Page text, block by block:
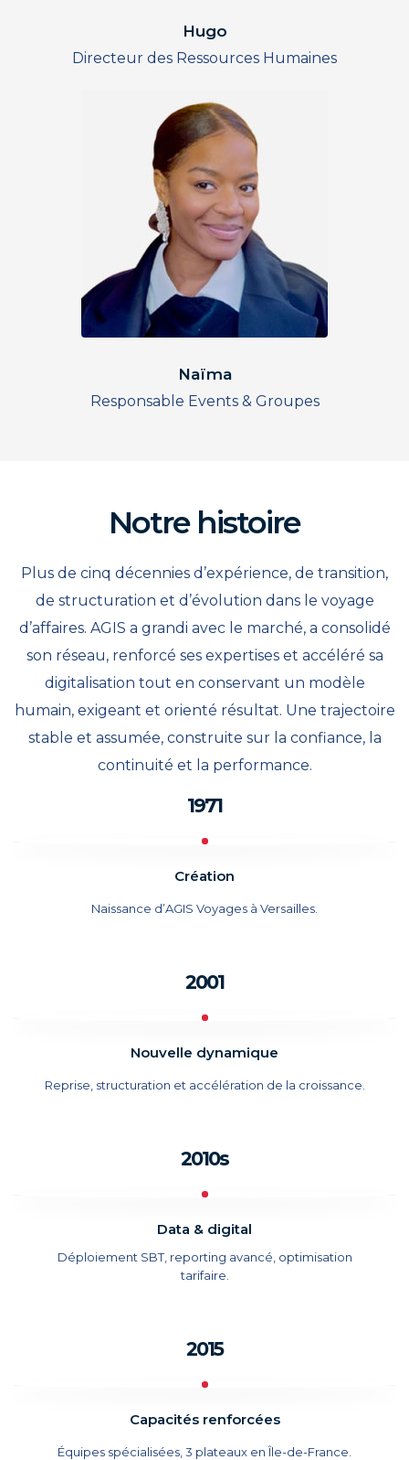
Hugo
Directeur des Ressources Humaines
Naïma
Responsable Events & Groupes
Notre histoire
Plus de cinq décennies d’expérience, de transition,
de structuration et d’évolution dans le voyage
d’affaires. AGIS a grandi avec le marché, a consolidé
son réseau, renforcé ses expertises et accéléré sa
digitalisation tout en conservant un modèle
humain, exigeant et orienté résultat. Une trajectoire
stable et assumée, construite sur la confiance, la
continuité et la performance.
1971
Création
Naissance d’AGIS Voyages à Versailles.
2001
Nouvelle dynamique
Reprise, structuration et accélération de la croissance.
2010s
Data & digital
Déploiement SBT, reporting avancé, optimisation
tarifaire.
2015
Capacités renforcées
Équipes spécialisées, 3 plateaux en Île-de-France.